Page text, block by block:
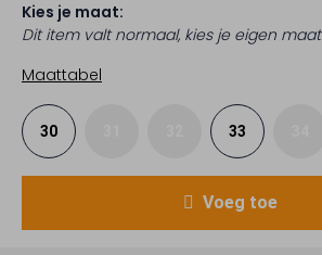
Kies je maat:
Dit item valt normaal, kies je eigen maat
Maattabel
30 33
Voeg toe